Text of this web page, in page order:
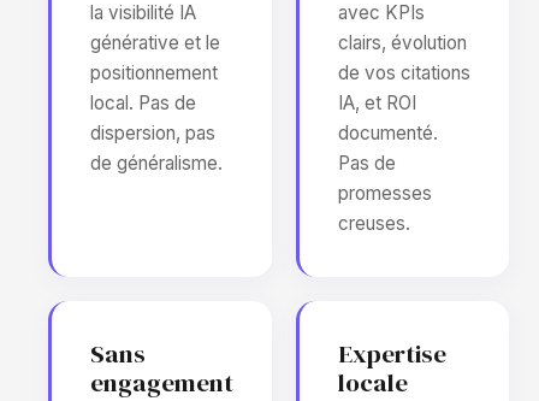
la visibilité IA
générative et le
positionnement
local. Pas de
dispersion, pas
de généralisme.
avec KPIs
clairs, évolution
de vos citations
IA, et ROI
documenté.
Pas de
promesses
creuses.
Sans
engagement
Expertise
locale